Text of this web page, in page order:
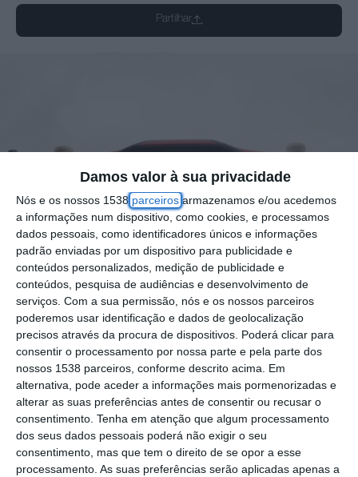
Damos valor à sua privacidade
Nós e os nossos 1538 parceiros armazenamos e/ou acedemos
a informações num dispositivo, como cookies, e processamos
dados pessoais, como identificadores únicos e informações
padrão enviadas por um dispositivo para publicidade e
conteúdos personalizados, medição de publicidade e
conteúdos, pesquisa de audiências e desenvolvimento de
serviços. Com a sua permissão, nós e os nossos parceiros
poderemos usar identificação e dados de geolocalização
precisos através da procura de dispositivos. Poderá clicar para
consentir o processamento por nossa parte e pela parte dos
nossos 1538 parceiros, conforme descrito acima. Em
alternativa, pode aceder a informações mais pormenorizadas e
alterar as suas preferências antes de consentir ou recusar o
consentimento. Tenha em atenção que algum processamento
dos seus dados pessoais poderá não exigir o seu
consentimento, mas que tem o direito de se opor a esse
processamento. As suas preferências serão aplicadas apenas a
Partilhar
Uma pessoa ficou ferida na sequência de um
atropelamento na Avenida Dadores
Benévolos de Sangue, junto à rotunda do
supermercado Continente e McDonalds de
Santarém, na tarde de quinta-feira, 5 de